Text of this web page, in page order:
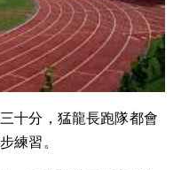
十分，猛龍長跑隊都會
練習。